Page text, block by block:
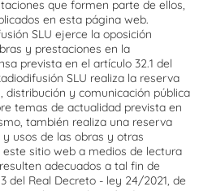
que formen parte de ellos,
en esta página web.
SLU ejerce la oposición
y prestaciones en la
prevista en el artículo 32.1 del
SLU realiza la reserva
distribución y comunicación pública
temas de actualidad prevista en
también realiza una reserva
usos de las obras y otras
sitio web a medios de lectura
adecuados a tal fin de
del Real Decreto - ley 24/2021, de